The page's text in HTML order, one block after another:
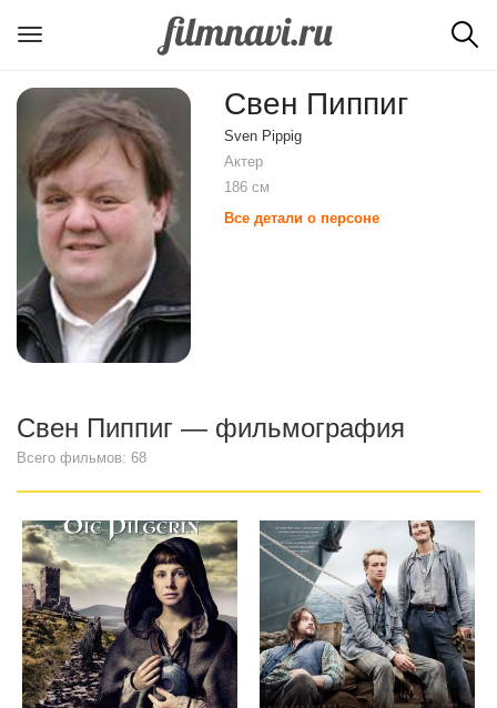
Свен Пиппиг
Sven Pippig
Актер
186 см
Все детали о персоне
Свен Пиппиг — фильмография
Всего фильмов: 68